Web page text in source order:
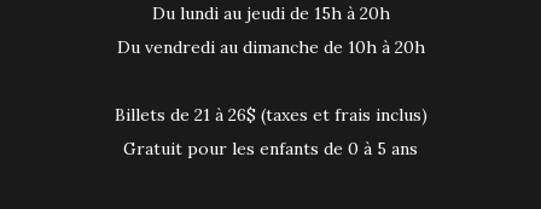
Du lundi au jeudi de 15h à 20h
Du vendredi au dimanche de 10h à 20h
Billets de 21 à 26$ (taxes et frais inclus)
Gratuit pour les enfants de 0 à 5 ans